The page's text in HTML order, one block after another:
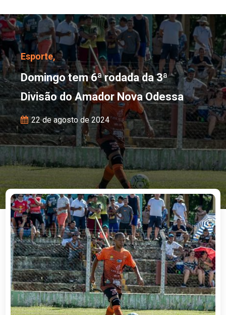
Domingo tem 6ª
Esporte,
Domingo tem 6ª rodada da 3ª
Divisão do Amador Nova Odessa
22 de agosto de 2024